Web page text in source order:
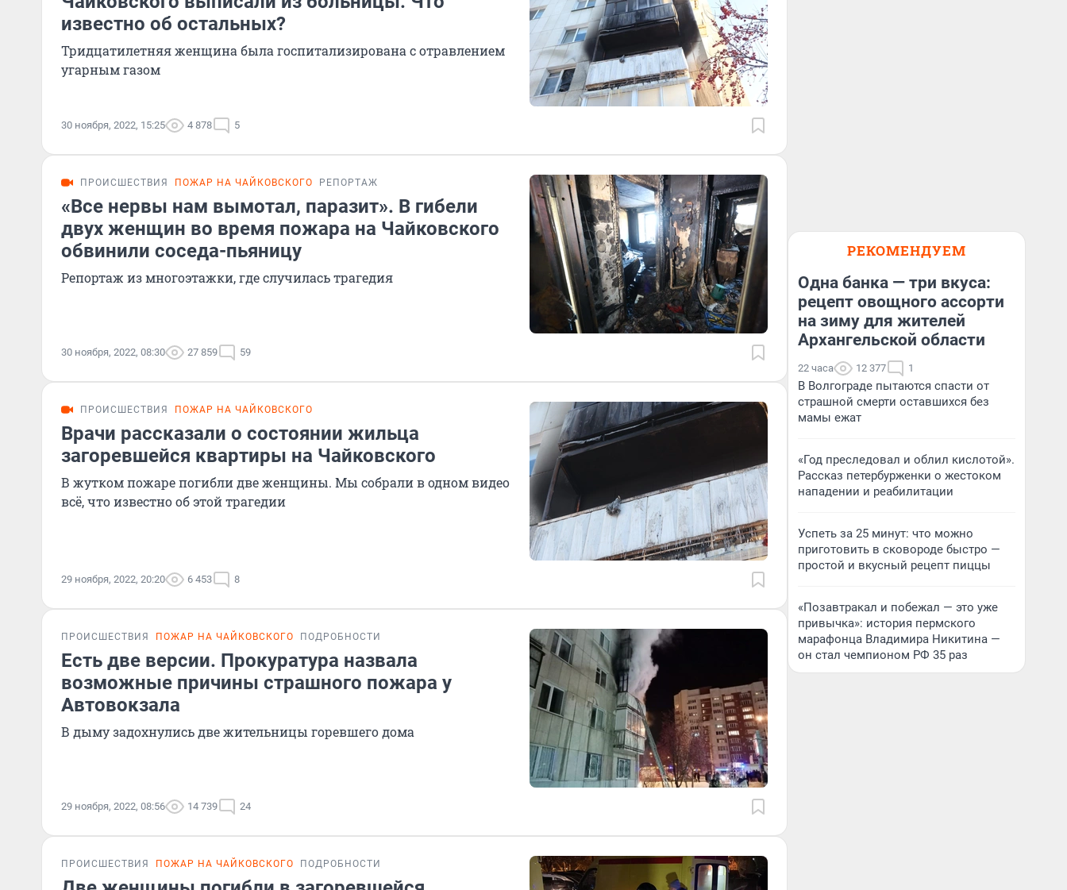
известно об остальных?
Тридцатилетняя женщина была госпитализирована с отравлением
угарным газом
30 ноября, 2022, 15:25 4 878 5
ПРОИСШЕСТВИЯ ПОЖАР НА ЧАЙКОВСКОГО РЕПОРТАЖ
«Все нервы нам вымотал, паразит». В гибели
двух женщин во время пожара на Чайковского
обвинили соседа-пьяницу
Репортаж из многоэтажки, где случилась трагедия
30 ноября, 2022, 08:30 27 859 59
ПРОИСШЕСТВИЯ ПОЖАР НА ЧАЙКОВСКОГО
Врачи рассказали о состоянии жильца
загоревшейся квартиры на Чайковского
В жутком пожаре погибли две женщины. Мы собрали в одном видео
всё, что известно об этой трагедии
29 ноября, 2022, 20:20 6 453 8
ПРОИСШЕСТВИЯ ПОЖАР НА ЧАЙКОВСКОГО ПОДРОБНОСТИ
Есть две версии. Прокуратура назвала
возможные причины страшного пожара у
Автовокзала
В дыму задохнулись две жительницы горевшего дома
29 ноября, 2022, 08:56 14 739 24
ПРОИСШЕСТВИЯ ПОЖАР НА ЧАЙКОВСКОГО ПОДРОБНОСТИ
РЕКОМЕНДУЕМ
Одна банка — три вкуса:
рецепт овощного ассорти
на зиму для жителей
Архангельской области
22 часа 12 377 1
В Волгограде пытаются спасти от
страшной смерти оставшихся без
мамы ежат
«Год преследовал и облил кислотой».
Рассказ петербурженки о жестоком
нападении и реабилитации
Успеть за 25 минут: что можно
приготовить в сковороде быстро —
простой и вкусный рецепт пиццы
«Позавтракал и побежал — это уже
привычка»: история пермского
марафонца Владимира Никитина —
он стал чемпионом РФ 35 раз